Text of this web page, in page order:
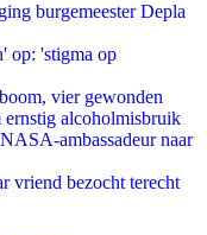
burgemeester Depla
op: 'stigma op
vier gewonden
ernstig alcoholmisbruik
ambassadeur naar
vriend bezocht terecht